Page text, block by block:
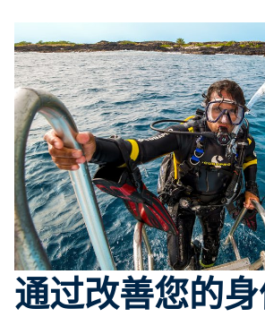
通过改善您的